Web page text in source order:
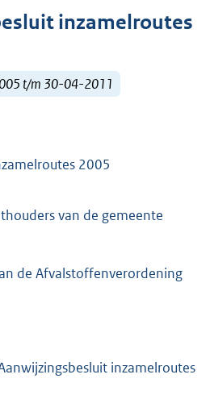
inzamelroutes
t/m 30-04-2011
2005
van de gemeente
de Afvalstoffenverordening
inzamelroutes